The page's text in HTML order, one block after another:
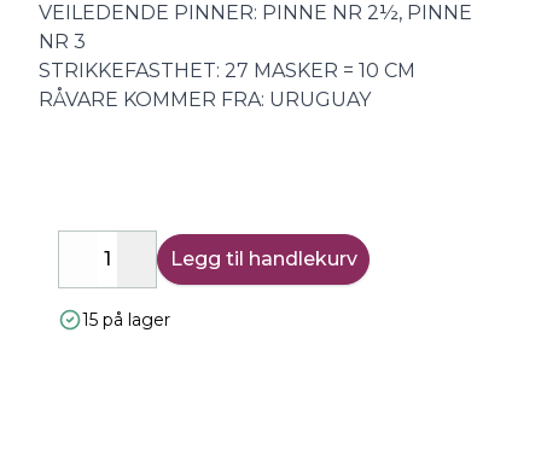
VEILEDENDE PINNER: PINNE NR 2½, PINNE
NR 3
STRIKKEFASTHET: 27 MASKER = 10 CM
RÅVARE KOMMER FRA: URUGUAY
DecreaseIncrease
Legg til handlekurv
15 på lager